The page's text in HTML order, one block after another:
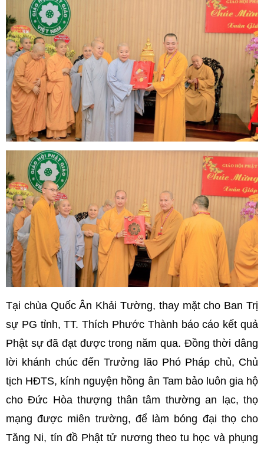
Tại chùa Quốc Ân Khải Tường, thay mặt cho Ban Trị
sự PG tỉnh, TT. Thích Phước Thành báo cáo kết quả
Phật sự đã đạt được trong năm qua. Đồng thời dâng
lời khánh chúc đến Trưởng lão Phó Pháp chủ, Chủ
tịch HĐTS, kính nguyện hồng ân Tam bảo luôn gia hộ
cho Đức Hòa thượng thân tâm thường an lạc, thọ
mạng được miên trường, để làm bóng đại thọ cho
Tăng Ni, tín đồ Phật tử nương theo tu học và phụng